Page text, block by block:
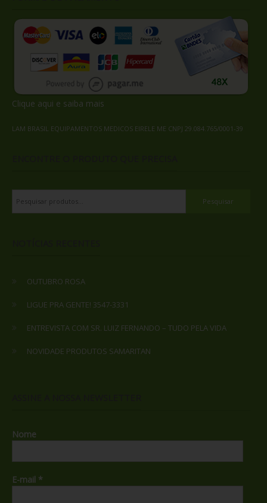
Clique aqui e saiba mais
LAM BRASIL EQUIPAMENTOS MEDICOS EIRELE ME CNPJ 29.084.765/0001-39
Pesquisar por:
OUTUBRO ROSA
LIGUE PRA GENTE! 3547-3331
ENTREVISTA COM SR. LUIZ FERNANDO – TUDO PELA VIDA
NOVIDADE PRODUTOS SAMARITAN
Nome
E-mail *